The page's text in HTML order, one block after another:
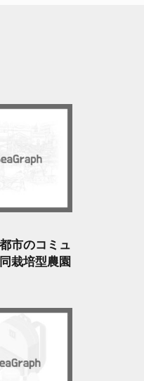
市のコミュ
栽培型農園